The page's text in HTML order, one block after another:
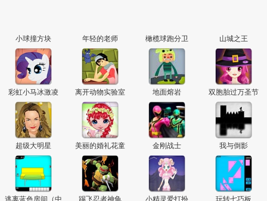
小球撞方块 年轻的老师 橄榄球跑分卫 山城之王
彩虹小马冰激凌 离开动物实验室 地面熔岩 双胞胎过万圣节
超级大明星 美丽的婚礼花童 金刚战士 我与倒影
逃离蓝色房间（中
踢飞忍者神龟 小精灵爱打扮 玩转七巧板